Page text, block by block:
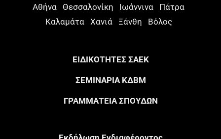
Αθήνα Θεσσαλονίκη Ιωάννινα
Πάτρα
Καλαμάτα
Χανιά Ξάνθη Βόλος
ΕΙΔΙΚΟΤΗΤΕΣ ΣΑΕΚ
ΣΕΜΙΝΑΡΙΑ ΚΔΒΜ
ΓΡΑΜΜΑΤΕΙΑ ΣΠΟΥΔΩΝ